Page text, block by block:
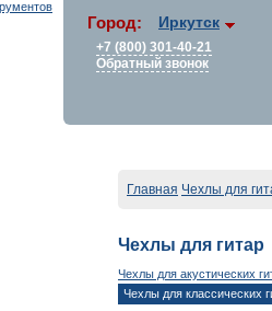
Город: Иркутск
+7 (800) 301-40-21
Обратный звонок
Главная Чехлы для
Чехлы для гитар
Чехлы для акустических
Чехлы для классических